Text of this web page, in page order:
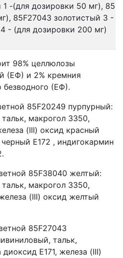
1 -(для дозировки 50 мг),
85F27043 золотистый 3 -
- (для дозировки 200 мг)
98% целлюлозы
(ЕФ) и 2% кремния
безводного (ЕФ).
85F20249 пурпурный:
макрогол 3350,
(III) оксид красный
E172 , индигокармин
85F38040 желтый:
макрогол 3350,
(III) оксид желтый
85F27043
тальк,
Е171, железа (III)